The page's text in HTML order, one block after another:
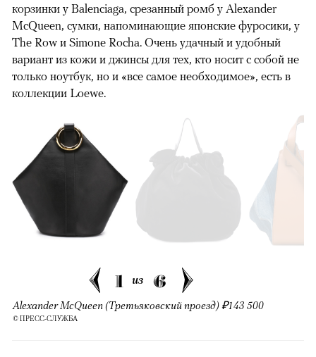
корзинки у Balenciaga, срезанный ромб у Alexander
McQueen, сумки, напоминающие японские фуросики, у
The Row и Simone Rocha. Очень удачный и удобный
вариант из кожи и джинсы для тех, кто носит с собой не
только ноутбук, но и «все самое необходимое», есть в
коллекции Loewe.
1 из 6
Alexander McQueen (Третьяковский проезд) ₽143 500
© ПРЕСС-СЛУЖБА